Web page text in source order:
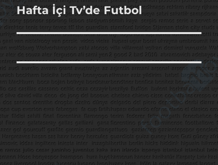
Sonraki
yazı:
Hafta İçi Tv’de Futbol